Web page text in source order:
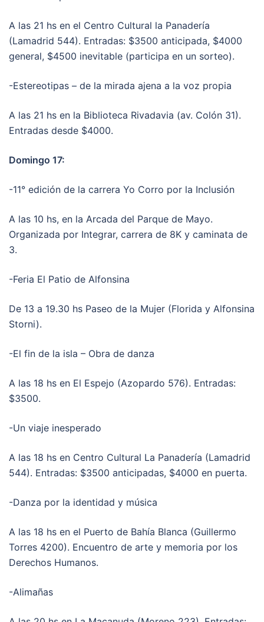
A las 21 hs en el Centro Cultural la Panadería
(Lamadrid 544). Entradas: $3500 anticipada, $4000
general, $4500 inevitable (participa en un sorteo).
-Estereotipas – de la mirada ajena a la voz propia
A las 21 hs en la Biblioteca Rivadavia (av. Colón 31).
Entradas desde $4000.
Domingo 17:
-11° edición de la carrera Yo Corro por la Inclusión
A las 10 hs, en la Arcada del Parque de Mayo.
Organizada por Integrar, carrera de 8K y caminata de
3.
-Feria El Patio de Alfonsina
De 13 a 19.30 hs Paseo de la Mujer (Florida y Alfonsina
Storni).
-El fin de la isla – Obra de danza
A las 18 hs en El Espejo (Azopardo 576). Entradas:
$3500.
-Un viaje inesperado
A las 18 hs en Centro Cultural La Panadería (Lamadrid
544). Entradas: $3500 anticipadas, $4000 en puerta.
-Danza por la identidad y música
A las 18 hs en el Puerto de Bahía Blanca (Guillermo
Torres 4200). Encuentro de arte y memoria por los
Derechos Humanos.
-Alimañas